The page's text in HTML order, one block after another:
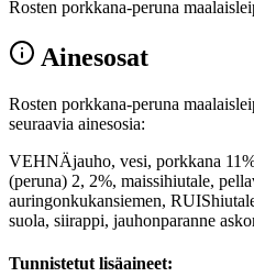
Rosten porkkana-peruna
Ainesosat
Rosten porkkana-peruna
seuraavia ainesosia:
VEHNÄjauho, vesi, porkkana
(peruna) 2, 2%, maissihiutale,
auringonkukansiemen,
suola, siirappi, jauhonparanne
Tunnistetut lisäaineet: